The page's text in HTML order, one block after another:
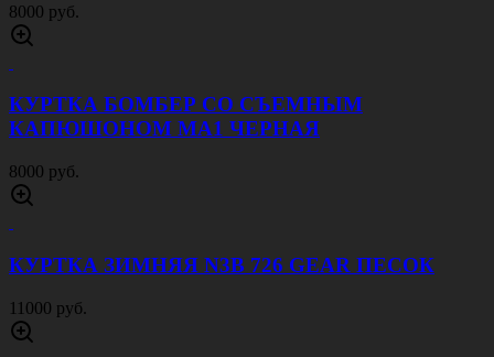
8000 руб.
КУРТКА БОМБЕР СО СЪЕМНЫМ
КАПЮШОНОМ MA1 ЧЕРНАЯ
8000 руб.
КУРТКА ЗИМНЯЯ N3B 726 GEAR ПЕСОК
11000 руб.